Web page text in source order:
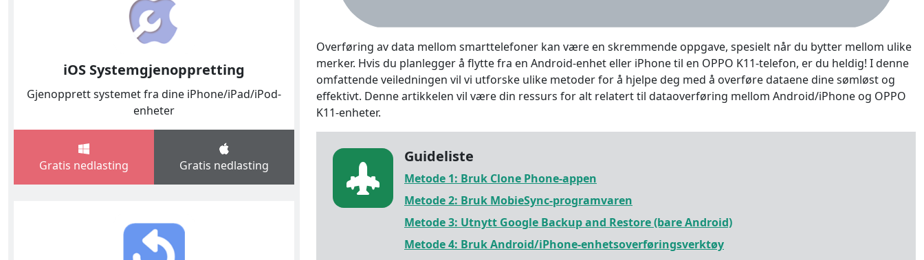
iOS Systemgjenoppretting
Gjenopprett systemet fra dine iPhone/iPad/iPod-
enheter
Gratis nedlasting Gratis nedlasting
Overføring av data mellom smarttelefoner kan være en skremmende oppgave, spesielt når du bytter mellom ulike
merker. Hvis du planlegger å flytte fra en Android-enhet eller iPhone til en OPPO K11-telefon, er du heldig! I denne
omfattende veiledningen vil vi utforske ulike metoder for å hjelpe deg med å overføre dataene dine sømløst og
effektivt. Denne artikkelen vil være din ressurs for alt relatert til dataoverføring mellom Android/iPhone og OPPO
K11-enheter.
Guideliste
Metode 1: Bruk Clone Phone-appen
Metode 2: Bruk MobieSync-programvaren
Metode 3: Utnytt Google Backup and Restore (bare Android)
Metode 4: Bruk Android/iPhone-enhetsoverføringsverktøy